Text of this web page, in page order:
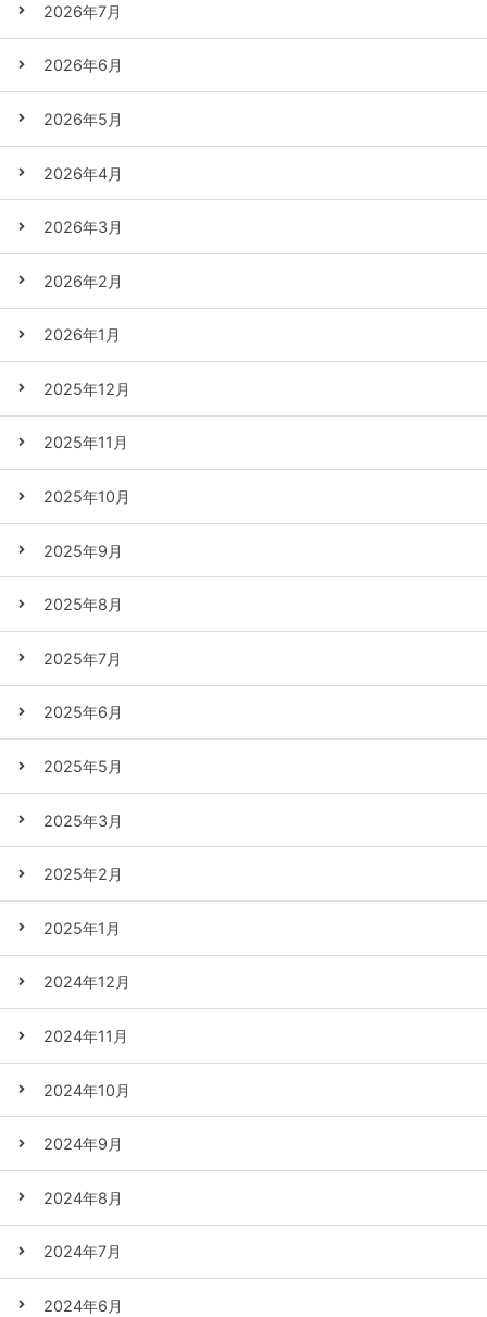
2026年7月
2026年6月
2026年5月
2026年4月
2026年3月
2026年2月
2026年1月
2025年12月
2025年11月
2025年10月
2025年9月
2025年8月
2025年7月
2025年6月
2025年5月
2025年3月
2025年2月
2025年1月
2024年12月
2024年11月
2024年10月
2024年9月
2024年8月
2024年7月
2024年6月